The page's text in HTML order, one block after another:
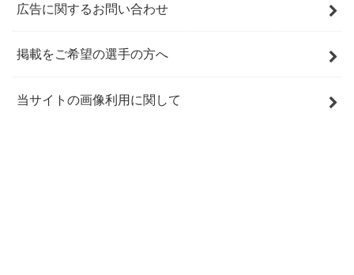
広告に関するお問い合わせ
掲載をご希望の選手の方へ
当サイトの画像利用に関して